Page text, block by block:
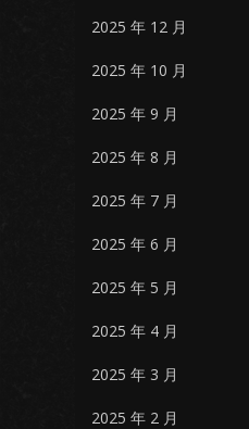
2025 年 12 月
2025 年 10 月
2025 年 9 月
2025 年 8 月
2025 年 7 月
2025 年 6 月
2025 年 5 月
2025 年 4 月
2025 年 3 月
2025 年 2 月